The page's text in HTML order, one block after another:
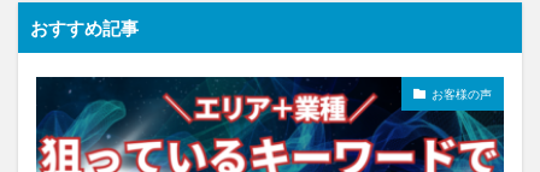
おすすめ記事
お客様の声